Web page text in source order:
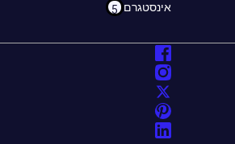
אינסטגרם 5